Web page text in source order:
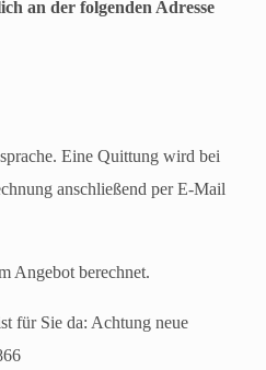
an der folgenden Adresse
Eine Quittung wird bei
anschließend per E-Mail
Angebot berechnet.
für Sie da: Achtung neue